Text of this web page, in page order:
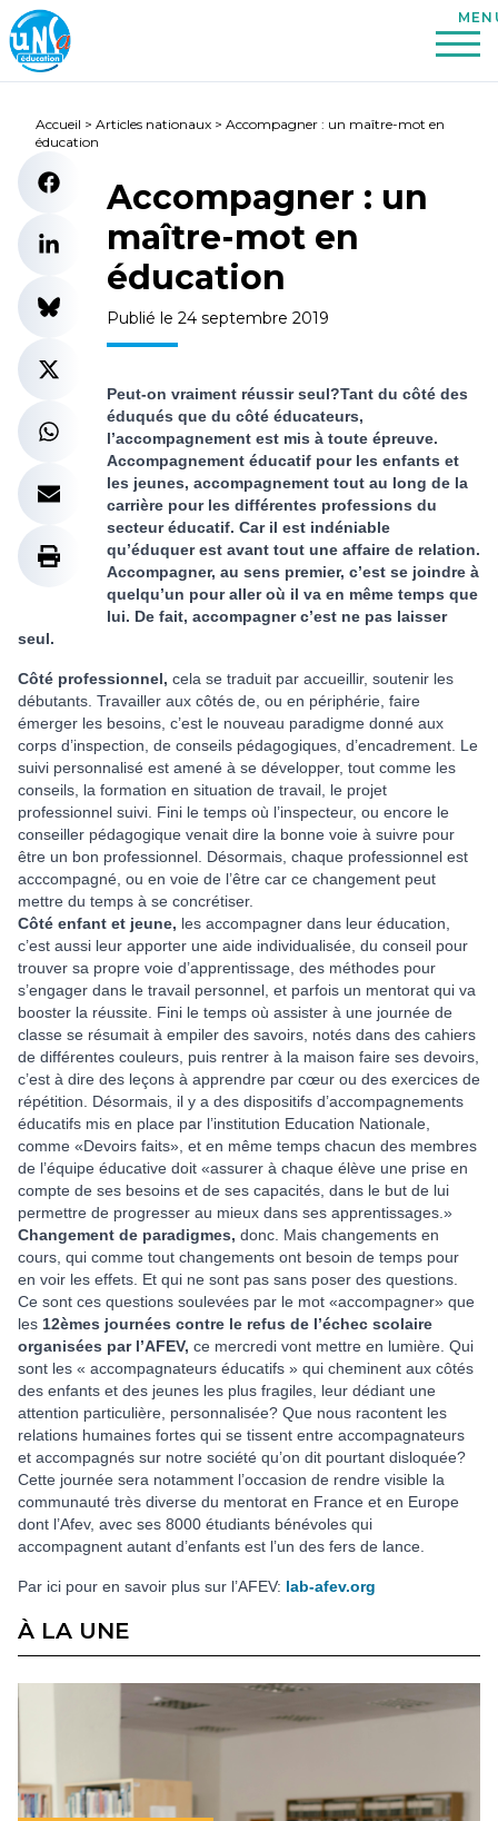
Accueil > Articles nationaux > Accompagner : un maître-mot en
éducation
Accompagner : un
maître-mot en
éducation
Publié le 24 septembre 2019
Peut-on vraiment réussir seul?Tant du côté des
éduqués que du côté éducateurs,
l’accompagnement est mis à toute épreuve.
Accompagnement éducatif pour les enfants et
les jeunes, accompagnement tout au long de la
carrière pour les différentes professions du
secteur éducatif. Car il est indéniable
qu’éduquer est avant tout une affaire de relation.
Accompagner, au sens premier, c’est se joindre à
quelqu’un pour aller où il va en même temps que
lui. De fait, accompagner c’est ne pas laisser
seul.
Côté professionnel, cela se traduit par accueillir, soutenir les
débutants. Travailler aux côtés de, ou en périphérie, faire
émerger les besoins, c’est le nouveau paradigme donné aux
corps d’inspection, de conseils pédagogiques, d’encadrement. Le
suivi personnalisé est amené à se développer, tout comme les
conseils, la formation en situation de travail, le projet
professionnel suivi. Fini le temps où l’inspecteur, ou encore le
conseiller pédagogique venait dire la bonne voie à suivre pour
être un bon professionnel. Désormais, chaque professionnel est
acccompagné, ou en voie de l’être car ce changement peut
mettre du temps à se concrétiser.
Côté enfant et jeune, les accompagner dans leur éducation,
c’est aussi leur apporter une aide individualisée, du conseil pour
trouver sa propre voie d’apprentissage, des méthodes pour
s’engager dans le travail personnel, et parfois un mentorat qui va
booster la réussite. Fini le temps où assister à une journée de
classe se résumait à empiler des savoirs, notés dans des cahiers
de différentes couleurs, puis rentrer à la maison faire ses devoirs,
c’est à dire des leçons à apprendre par cœur ou des exercices de
répétition. Désormais, il y a des dispositifs d’accompagnements
éducatifs mis en place par l’institution Education Nationale,
comme «Devoirs faits», et en même temps chacun des membres
de l’équipe éducative doit «assurer à chaque élève une prise en
compte de ses besoins et de ses capacités, dans le but de lui
permettre de progresser au mieux dans ses apprentissages.»
Changement de paradigmes, donc. Mais changements en
cours, qui comme tout changements ont besoin de temps pour
en voir les effets. Et qui ne sont pas sans poser des questions.
Ce sont ces questions soulevées par le mot «accompagner» que
les 12èmes journées contre le refus de l’échec scolaire
organisées par l’AFEV, ce mercredi vont mettre en lumière. Qui
sont les « accompagnateurs éducatifs » qui cheminent aux côtés
des enfants et des jeunes les plus fragiles, leur dédiant une
attention particulière, personnalisée? Que nous racontent les
relations humaines fortes qui se tissent entre accompagnateurs
et accompagnés sur notre société qu’on dit pourtant disloquée?
Cette journée sera notamment l’occasion de rendre visible la
communauté très diverse du mentorat en France et en Europe
dont l’Afev, avec ses 8000 étudiants bénévoles qui
accompagnent autant d’enfants est l’un des fers de lance.
Par ici pour en savoir plus sur l’AFEV: lab-afev.org
À LA UNE